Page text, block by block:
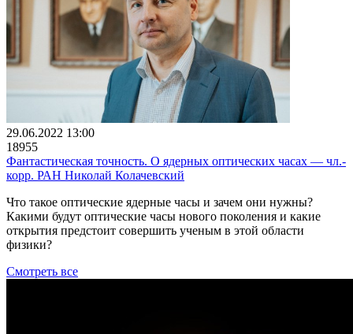
29.06.2022 13:00
18955
Фантастическая точность. О ядерных оптических часах ― чл.-
корр. РАН Николай Колачевский
Что такое оптические ядерные часы и зачем они нужны?
Какими будут оптические часы нового поколения и какие
открытия предстоит совершить ученым в этой области
физики?
Смотреть все